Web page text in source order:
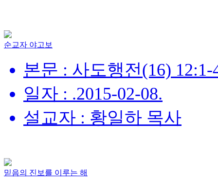
순교자 야고보
본문 : 사도행전(16) 12:1-
일자 : .2015-02-08.
설교자 : 황일하 목사
믿음의 진보를 이루는 해